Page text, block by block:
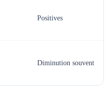
Positives
Diminution souvent